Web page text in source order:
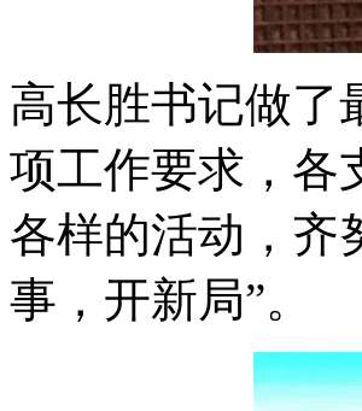
高长胜书记做了
项工作要求，各
各样的活动，齐
事，开新局”。